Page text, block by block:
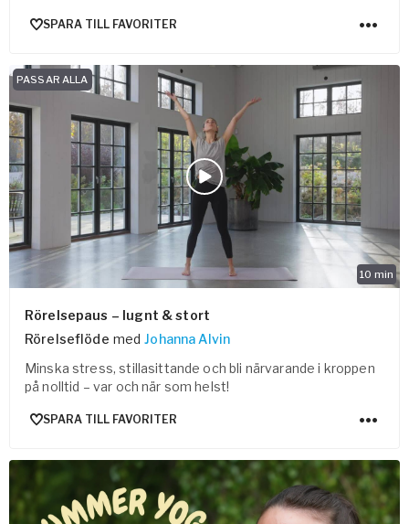
SPARA TILL FAVORITER
10 min
PASSAR ALLA
Rörelsepaus – lugnt & stort
Rörelseflöde med Johanna Alvin
Minska stress, stillasittande och bli närvarande i kroppen
på nolltid – var och när som helst!
SPARA TILL FAVORITER